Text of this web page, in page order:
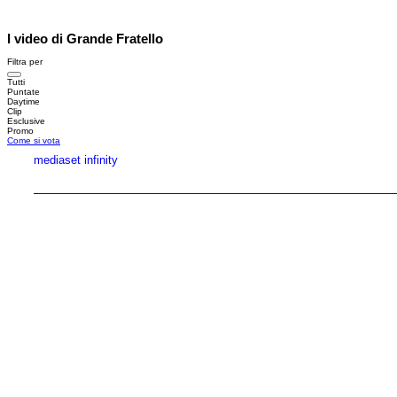
I video di Grande Fratello
Filtra per
Tutti
Puntate
Daytime
Clip
Esclusive
Promo
Come si vota
mediaset infinity